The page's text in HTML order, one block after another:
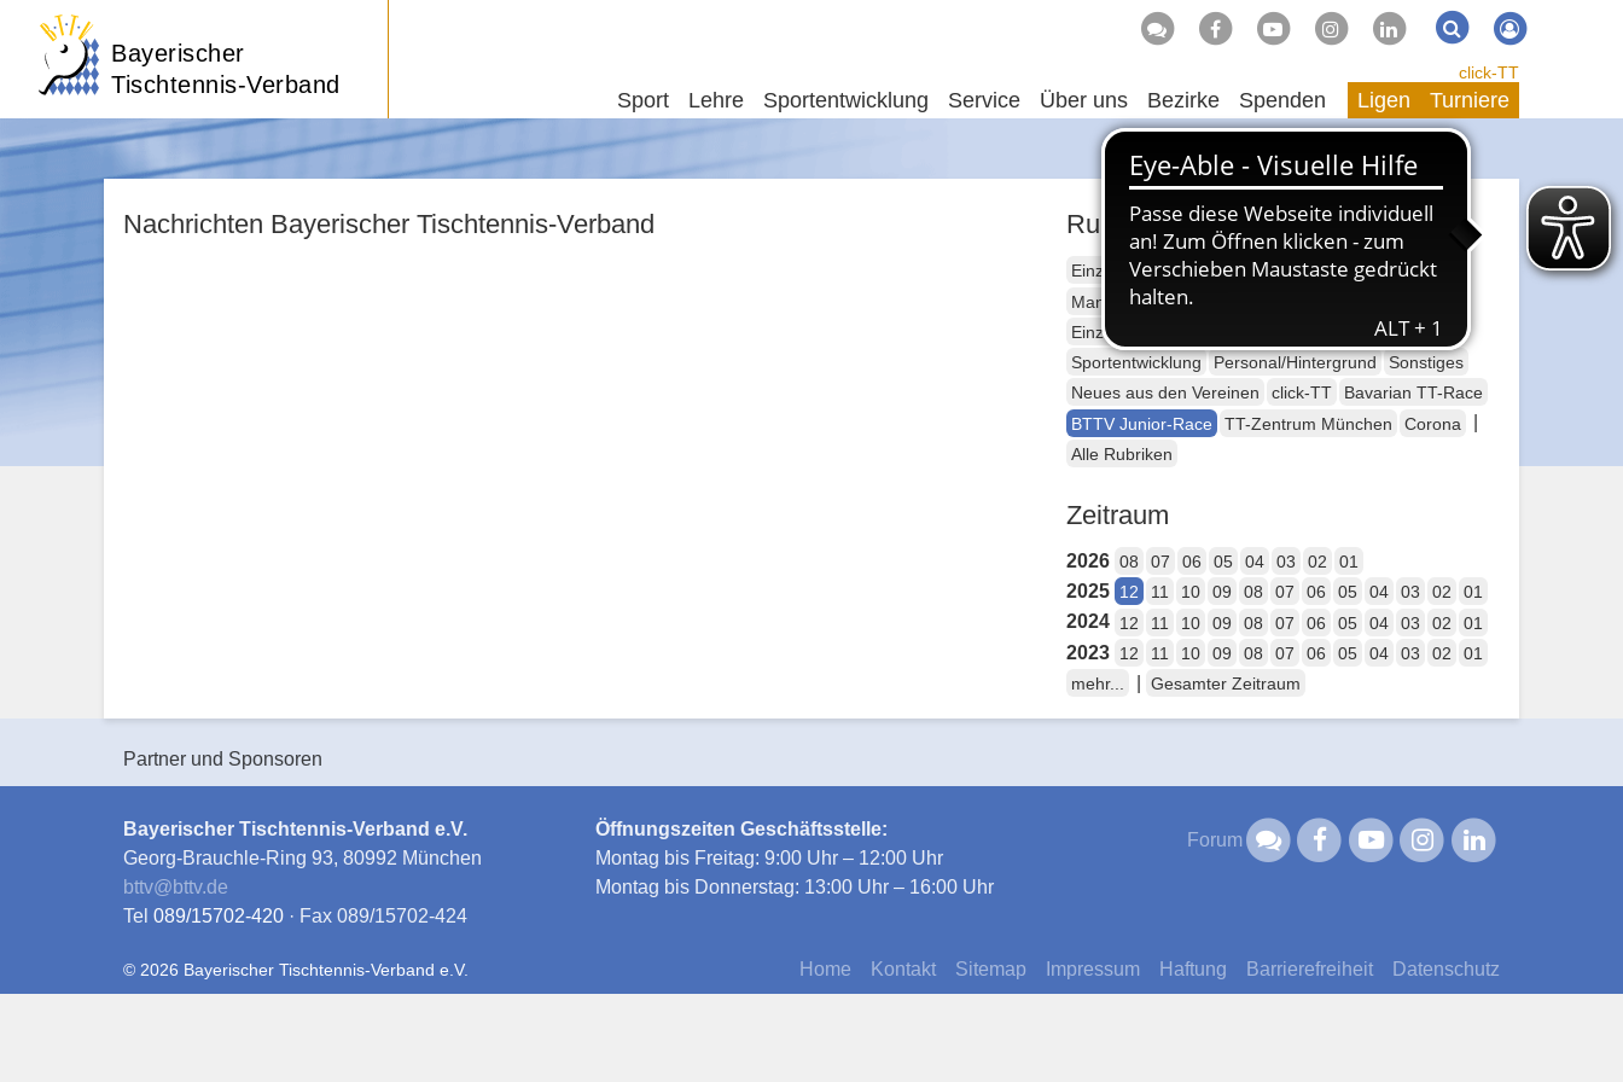
Bayerischer
Tischtennis-Verband
Suche Suchen
Sport Lehre Sportentwicklung Service Über uns Bezirke Spenden
click-TT
Ligen Turniere
Nachrichten Bayerischer Tischtennis-Verband Rubriken
Einzelsport Erwachsene
Mannschaftssport Erwachsene
Einzelsport Jugend
Mannschaftssport Jugend
Sportentwicklung
Personal/Hintergrund
Sonstiges
Neues aus den Vereinen
click-TT
Bavarian TT-Race
BTTV Junior-Race
TT-Zentrum München Corona
Alle Rubriken
Zeitraum
2026 08 07 06 05 04 03 02 01
2025 12 11 10 09 08 07 06 05 04 03 02 01
2024 12 11 10 09 08 07 06 05 04 03 02 01
2023 12 11 10 09 08 07 06 05 04 03 02
01
mehr...
Gesamter Zeitraum
Partner und Sponsoren
Bayerischer Tischtennis-Verband e.V.
Georg-Brauchle-Ring 93, 80992 München
bttv@bttv.de
Tel 089/15702-420 · Fax 089/15702-424
Öffnungszeiten Geschäftsstelle:
Montag bis Freitag: 9:00 Uhr – 12:00 Uhr
Montag bis Donnerstag: 13:00 Uhr – 16:00 Uhr
Forum
Home Kontakt Sitemap Impressum Haftung Barrierefreiheit Datenschutz
© 2026 Bayerischer Tischtennis-Verband e.V.